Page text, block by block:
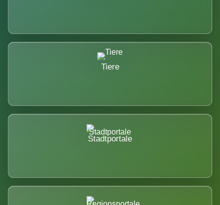
Tiere
Stadtportale